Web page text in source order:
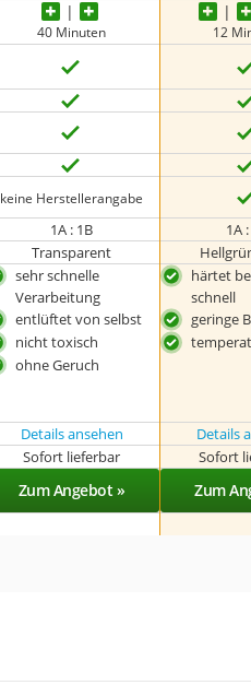
40 Minuten 12
keine Herstellerangabe
1A : 1B 1A
Transparent
sehr schnelle
Verarbeitung
entlüftet von selbst
nicht toxisch
ohne Geruch
härtet
schnell
geringe
Details ansehen Details
Sofort lieferbar Sofort
Zum Angebot » Zum